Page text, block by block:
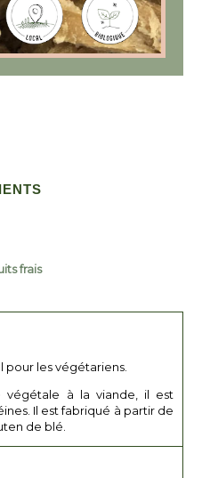
frais
pour les végétariens.
végétale à la viande, il est
Il est fabriqué à partir de
de blé.